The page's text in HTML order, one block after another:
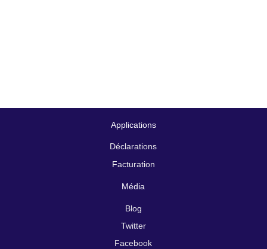
Applications
Déclarations
Facturation
Média
Blog
Twitter
Facebook